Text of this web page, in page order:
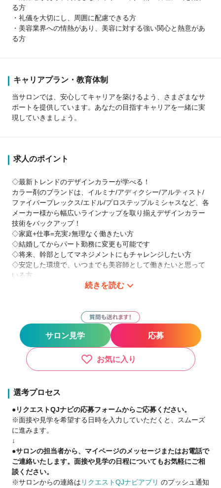
る方
・礼儀を大切にし、周囲に配慮できる方
・美容業界への情熱があり、美容に対する強い関心と熱意があ
る方
キャリアプラン・教育体制
当サロンでは、安心してキャリアを築けるよう、さまざまなサ
ポートを提供しています。あなたの目指すキャリアを一緒に実
現していきましょう。
求人のポイント
◇最新トレンドのデザインカラーが学べる！
カラー剤のブランドは、イルミナ/アディクシー/アルティスト/
ファイバープレックス/エドル/プロステップルミシャスなど、各
メーカー様から幅広いラインナップを取り揃えデザインカラー
技術をバックアップ！
◇家庭+仕事=充実♪無理なく働きたい方
◇結婚してからパート勤務に変更も可能です
◇将来、幹部としてマネジメントにもチャレンジしたい方
◇安定した環境で、いつまでも美容師として働きたいと思って
いる方
◇ブランクはあるが、また美容師としてチャレンジしたいと思
○教育カリキュラムがしっかりしている。パートでもスキルアッ
プできる教育制度があります！
○技術レベルが高い。それぞれのレベルやランクに合わせて、
個々に取り組んでいる課題に対して専任講師が個別指導！
○接客力が高い
携われる
○人間関係が円滑。スタッフみんな仲良し☆
続きを読む
サロン見学 応募
お気に入り
選考プロセス
●リクエストQJナビの応募フォームからご応募ください。
※面接や見学を希望する日時を入力していただくと、スムーズ
に進みます。
↓
●サロンの担当者から、マイページのメッセージまたはお電話で
ご連絡いたします。面接や見学の日程についてもお気軽にご相
談ください。
※サロンからの連絡は リクエストQJナビアプリ のプッシュ通知